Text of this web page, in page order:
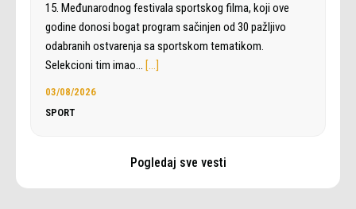
15. Međunarodnog festivala sportskog filma, koji ove
godine donosi bogat program sačinjen od 30 pažljivo
odabranih ostvarenja sa sportskom tematikom.
Selekcioni tim imao… […]
03/08/2026
SPORT
Pogledaj sve vesti